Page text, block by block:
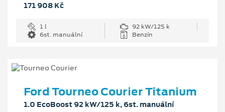
171 908 Kč
1 l
92 kW/125 k
6st. manuální
Benzín
Ford Tourneo Courier Titanium
1.0 EcoBoost 92 kW/125 k, 6st. manuální